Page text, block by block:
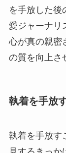
を手放した後
愛ジャーナリ
心が真の親密
の質を向上さ
執着を手放
執着を手放す